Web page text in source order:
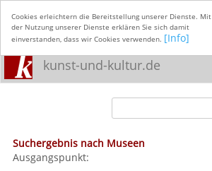
Cookies erleichtern die Bereitstellung unserer Dienste. Mit
der Nutzung unserer Dienste erklären Sie sich damit
einverstanden, dass wir Cookies verwenden. [Info]
kunst-und-kultur.de
Suchergebnis nach Museen
Ausgangspunkt: